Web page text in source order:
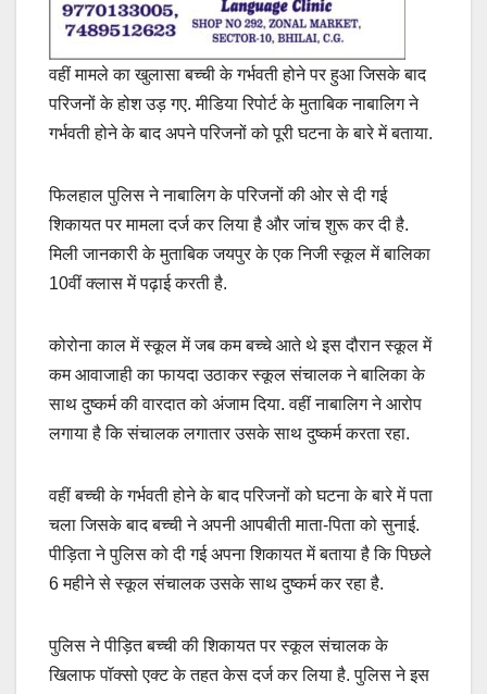
वहीं मामले का खुलासा बच्ची के गर्भवती होने पर हुआ जिसके बाद
परिजनों के होश उड़ गए. मीडिया रिपोर्ट के मुताबिक नाबालिग ने
गर्भवती होने के बाद अपने परिजनों को पूरी घटना के बारे में बताया.
फिलहाल पुलिस ने नाबालिग के परिजनों की ओर से दी गई
शिकायत पर मामला दर्ज कर लिया है और जांच शुरू कर दी है.
मिली जानकारी के मुताबिक जयपुर के एक निजी स्कूल में बालिका
10वीं क्लास में पढ़ाई करती है.
कोरोना काल में स्कूल में जब कम बच्चे आते थे इस दौरान स्कूल में
कम आवाजाही का फायदा उठाकर स्कूल संचालक ने बालिका के
साथ दुष्कर्म की वारदात को अंजाम दिया. वहीं नाबालिग ने आरोप
लगाया है कि संचालक लगातार उसके साथ दुष्कर्म करता रहा.
वहीं बच्ची के गर्भवती होने के बाद परिजनों को घटना के बारे में पता
चला जिसके बाद बच्ची ने अपनी आपबीती माता-पिता को सुनाई.
पीड़िता ने पुलिस को दी गई अपना शिकायत में बताया है कि पिछले
6 महीने से स्कूल संचालक उसके साथ दुष्कर्म कर रहा है.
पुलिस ने पीड़ित बच्ची की शिकायत पर स्कूल संचालक के
खिलाफ पॉक्सो एक्ट के तहत केस दर्ज कर लिया है. पुलिस ने इस